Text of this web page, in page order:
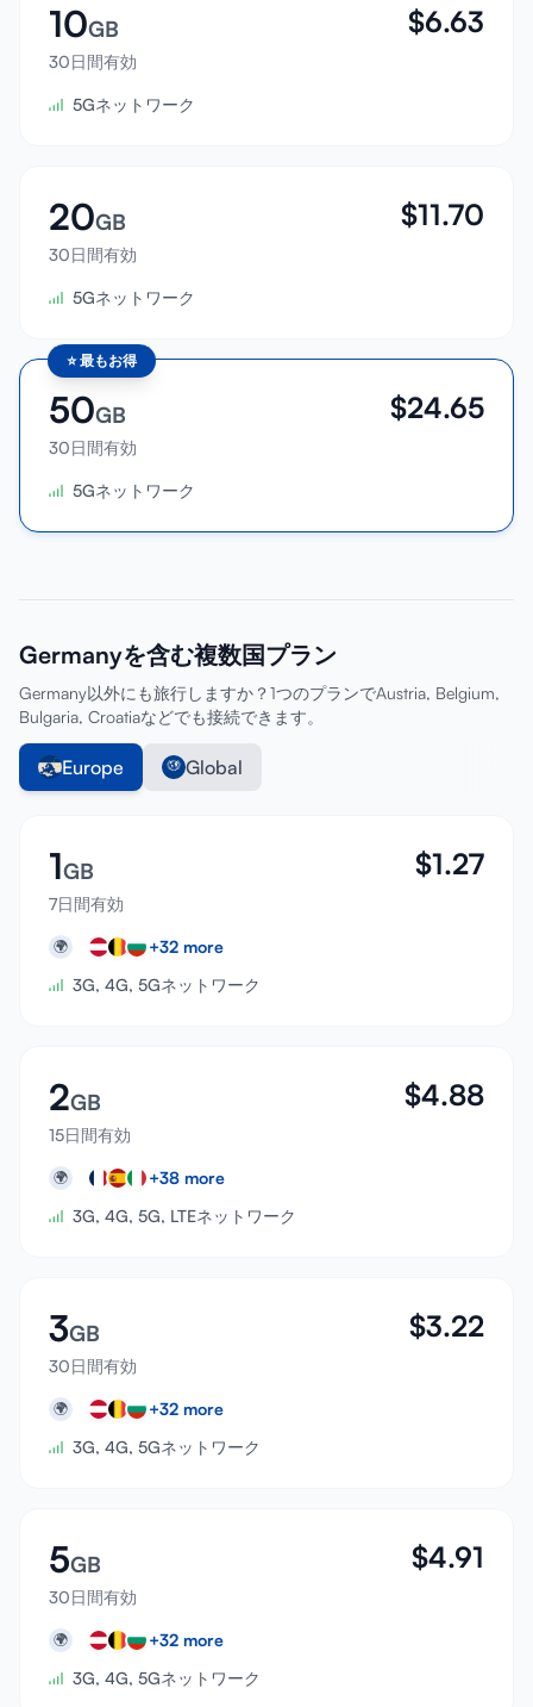
10GB
30日間有効
$6.63
5Gネットワーク
20GB
30日間有効
$11.70
5Gネットワーク
⭐最もお得
50GB
30日間有効
$24.65
5Gネットワーク
Germanyを含む複数国プラン
Germany以外にも旅行しますか？1つのプランでAustria, Belgium,
Bulgaria, Croatiaなどでも接続できます。
Europe Global
1GB
7日間有効
$1.27
🌍 +32 more
3G, 4G, 5Gネットワーク
2GB
15日間有効
$4.88
🌍 +38 more
3G, 4G, 5G, LTEネットワーク
3GB
30日間有効
$3.22
🌍 +32 more
3G, 4G, 5Gネットワーク
5GB
30日間有効
$4.91
🌍 +32 more
3G, 4G, 5Gネットワーク